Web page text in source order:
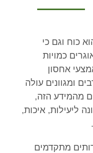
כוח וגם כי
כמויות
אחסון
ומגוונים עולה
מהמידע הזה,
ליעילות, איכות,
מתקדמים